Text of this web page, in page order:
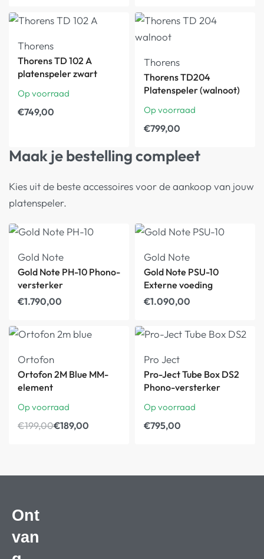
Thorens
Thorens TD 102 A
platenspeler zwart
Op voorraad
€749,00
Thorens
Thorens TD204
Platenspeler (walnoot)
Op voorraad
€799,00
Maak je bestelling compleet
Kies uit de beste accessoires voor de aankoop van jouw
platenspeler.
Gold Note
Gold Note PH-10 Phono-
versterker
€1.790,00
Gold Note
Gold Note PSU-10
Externe voeding
€1.090,00
Ortofon
Ortofon 2M Blue MM-
element
Op voorraad
€199,00€189,00
Pro Ject
Pro-Ject Tube Box DS2
Phono-versterker
Op voorraad
€795,00
Ont
van